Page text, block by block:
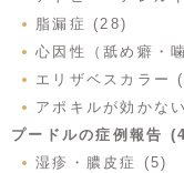
脂漏症 (28)
心因性（舐め癖・
エリザベスカラー
アポキルが効かな
プードルの症例報告
湿疹・膿皮症 (5)